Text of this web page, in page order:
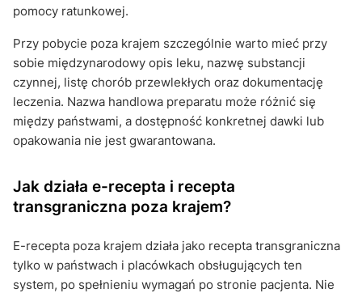
pomocy ratunkowej.
Przy pobycie poza krajem szczególnie warto mieć przy
sobie międzynarodowy opis leku, nazwę substancji
czynnej, listę chorób przewlekłych oraz dokumentację
leczenia. Nazwa handlowa preparatu może różnić się
między państwami, a dostępność konkretnej dawki lub
opakowania nie jest gwarantowana.
Jak działa e-recepta i recepta
transgraniczna poza krajem?
E-recepta poza krajem działa jako recepta transgraniczna
tylko w państwach i placówkach obsługujących ten
system, po spełnieniu wymagań po stronie pacjenta. Nie